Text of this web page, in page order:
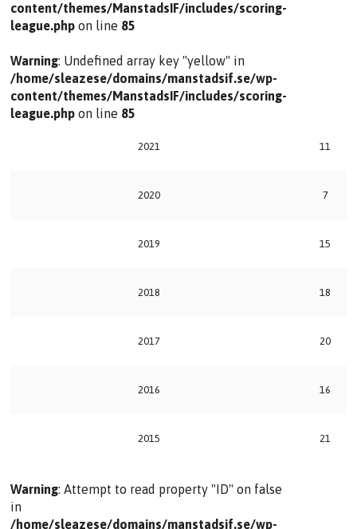
content/themes/ManstadsIF/includes/scoring-
league.php on line 85
Warning: Undefined array key "yellow" in
/home/sleazese/domains/manstadsif.se/wp-
content/themes/ManstadsIF/includes/scoring-
league.php on line 85
2021 11
2020 7
2019 15
2018 18
2017 20
2016 16
2015 21
Warning: Attempt to read property "ID" on false
in
/home/sleazese/domains/manstadsif.se/wp-